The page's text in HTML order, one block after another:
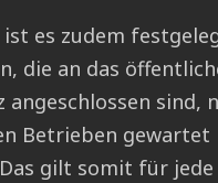
ist es zudem
die an das
sind,
Betrieben gewartet
gilt somit für